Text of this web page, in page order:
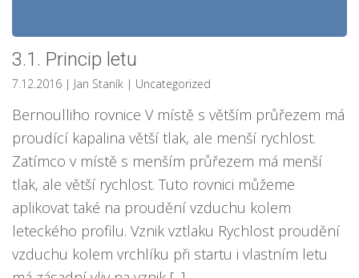
3.1. Princip letu
7.12.2016 | Jan Staník | Uncategorized
Bernoulliho rovnice V místě s větším průřezem má
proudící kapalina větší tlak, ale menší rychlost.
Zatímco v místě s menším průřezem má menší
tlak, ale větší rychlost. Tuto rovnici můžeme
aplikovat také na proudění vzduchu kolem
leteckého profilu. Vznik vztlaku Rychlost proudění
vzduchu kolem vrchlíku při startu i vlastním letu